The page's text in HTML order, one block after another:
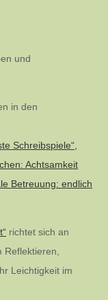
und
in den
Schreibspiele“,
Achtsamkeit
Betreuung: endlich
richtet sich an
Leichtigkeit im